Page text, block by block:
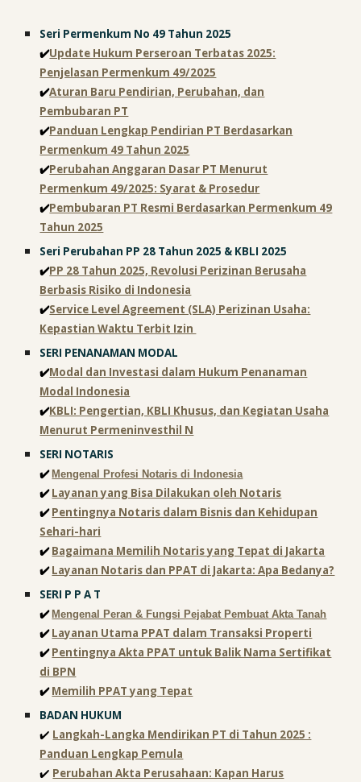
Seri Permenkum No 49 Tahun 2025
✔️Update Hukum Perseroan Terbatas 2025:
Penjelasan Permenkum 49/2025
✔️Aturan Baru Pendirian, Perubahan, dan
Pembubaran PT
✔️Panduan Lengkap Pendirian PT Berdasarkan
Permenkum 49 Tahun 2025
✔️Perubahan Anggaran Dasar PT Menurut
Permenkum 49/2025: Syarat & Prosedur
✔️Pembubaran PT Resmi Berdasarkan Permenkum 49
Tahun 2025
Seri Perubahan PP 28 Tahun 2025 & KBLI 2025
✔️PP 28 Tahun 2025, Revolusi Perizinan Berusaha
Berbasis Risiko di Indonesia
✔️Service Level Agreement (SLA) Perizinan Usaha:
Kepastian Waktu Terbit Izin
SERI PENANAMAN MODAL
✔️Modal dan Investasi dalam Hukum Penanaman
Modal Indonesia
✔️KBLI: Pengertian, KBLI Khusus, dan Kegiatan Usaha
Menurut Permeninvesthil N
SERI NOTARIS
✔️ Mengenal Profesi Notaris di Indonesia
✔️Layanan yang Bisa Dilakukan oleh Notaris
✔️Pentingnya Notaris dalam Bisnis dan Kehidupan
Sehari-hari
✔️Bagaimana Memilih Notaris yang Tepat di Jakarta
✔️Layanan Notaris dan PPAT di Jakarta: Apa Bedanya?
SERI P P A T
✔️ Mengenal Peran & Fungsi Pejabat Pembuat Akta Tanah
✔️Layanan Utama PPAT dalam Transaksi Properti
✔️Pentingnya Akta PPAT untuk Balik Nama Sertifikat
di BPN
✔️Memilih PPAT yang Tepat
BADAN HUKUM
✔️ Langkah-Langka Mendirikan PT di Tahun 2025 :
Panduan Lengkap Pemula
✔️ Perubahan Akta Perusahaan: Kapan Harus